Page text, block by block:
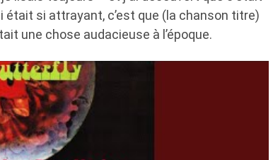
était si attrayant, c’est que (la chanson titre)
une chose audacieuse à l’époque.